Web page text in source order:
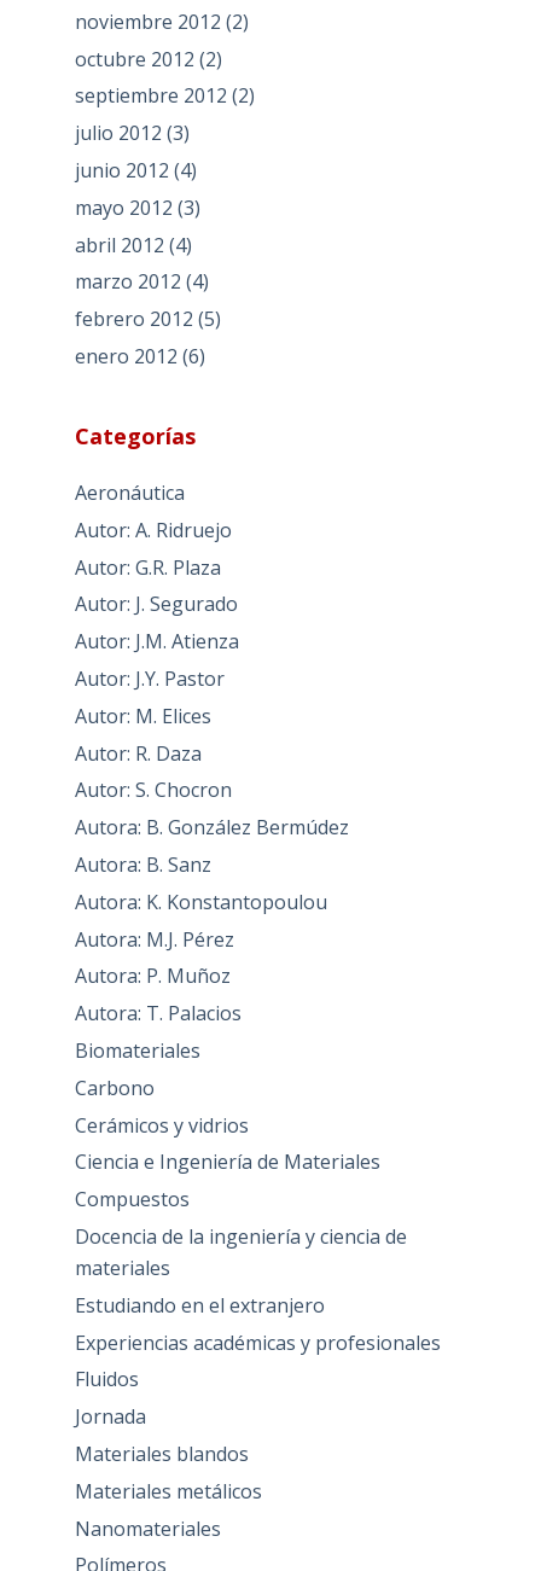
noviembre 2012 (2)
octubre 2012 (2)
septiembre 2012 (2)
julio 2012 (3)
junio 2012 (4)
mayo 2012 (3)
abril 2012 (4)
marzo 2012 (4)
febrero 2012 (5)
enero 2012 (6)
Categorías
Aeronáutica
Autor: A. Ridruejo
Autor: G.R. Plaza
Autor: J. Segurado
Autor: J.M. Atienza
Autor: J.Y. Pastor
Autor: M. Elices
Autor: R. Daza
Autor: S. Chocron
Autora: B. González Bermúdez
Autora: B. Sanz
Autora: K. Konstantopoulou
Autora: M.J. Pérez
Autora: P. Muñoz
Autora: T. Palacios
Biomateriales
Carbono
Cerámicos y vidrios
Ciencia e Ingeniería de Materiales
Compuestos
Docencia de la ingeniería y ciencia de
materiales
Estudiando en el extranjero
Experiencias académicas y profesionales
Fluidos
Jornada
Materiales blandos
Materiales metálicos
Nanomateriales
Polímeros